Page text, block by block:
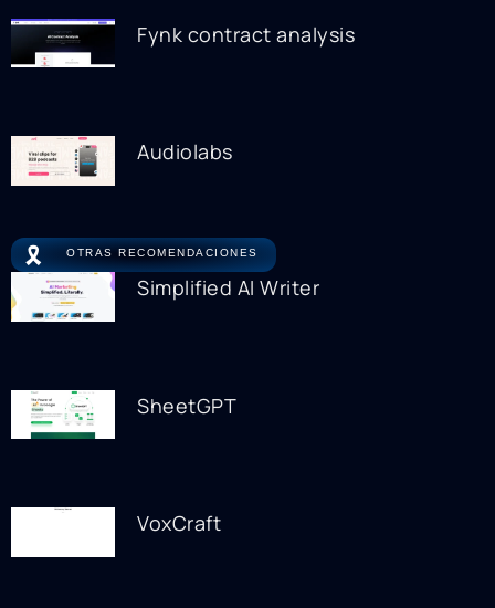
Fynk contract analysis
Audiolabs
🎗️ OTRAS RECOMENDACIONES
Simplified AI Writer
SheetGPT
VoxCraft